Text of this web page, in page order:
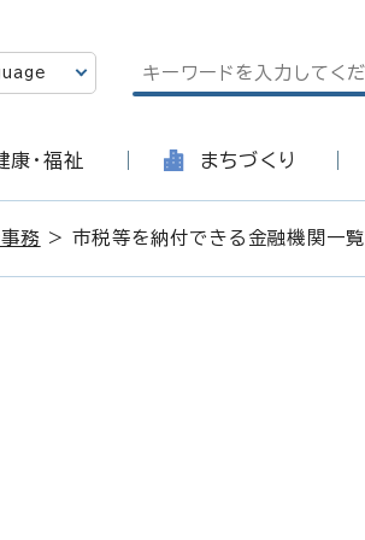
康・福祉 まちづくり
務 > 市税等を納付できる金融機関一覧